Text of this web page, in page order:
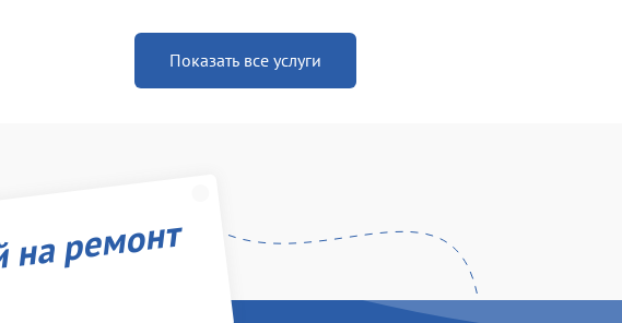
Показать все услуги
ремонт